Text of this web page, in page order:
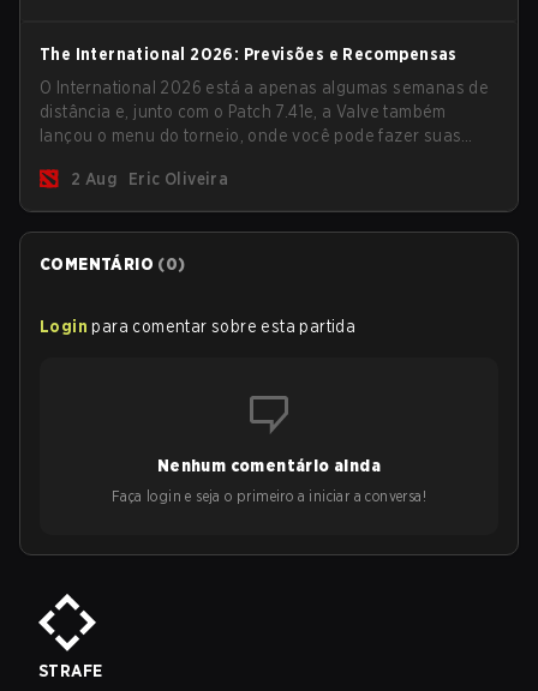
The International 2026: Previsões e Recompensas
O International 2026 está a apenas algumas semanas de
distância e, junto com o Patch 7.41e, a Valve também
lançou o menu do torneio, onde você pode fazer suas
recompensas deste ano.
2 Aug Eric Oliveira
COMENTÁRIO (0)
Login para comentar sobre esta partida
Nenhum comentário ainda
Faça login e seja o primeiro a iniciar a conversa!
STRAFE